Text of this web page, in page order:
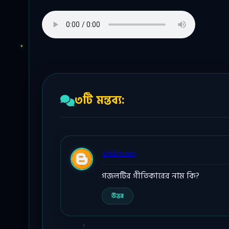
৩টি মন্তব্য:
Unknown
গজলটির গীতিকারের নাম কি?
উত্তর